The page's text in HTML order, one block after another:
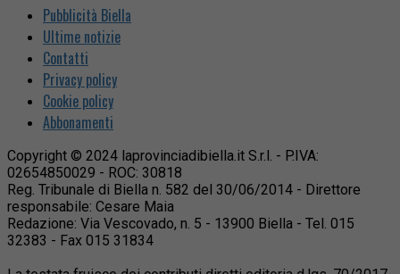
Pubblicità Biella
Ultime notizie
Contatti
Privacy policy
Cookie policy
Abbonamenti
Copyright © 2024 laprovinciadibiella.it S.r.l. - P.IVA:
02654850029 - ROC: 30818
Reg. Tribunale di Biella n. 582 del 30/06/2014 - Direttore
responsabile: Cesare Maia
Redazione: Via Vescovado, n. 5 - 13900 Biella - Tel. 015
32383 - Fax 015 31834